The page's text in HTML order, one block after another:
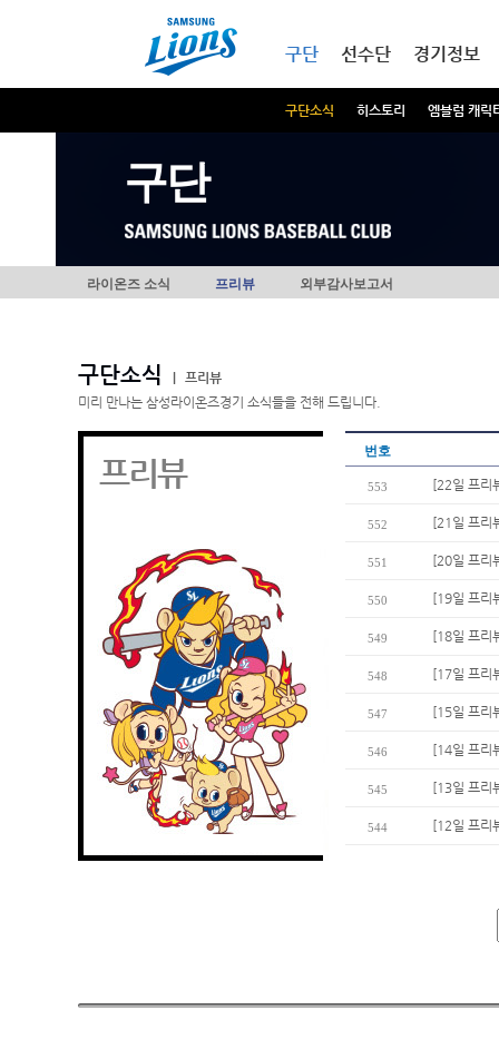
구단
구단소식 히스토리 엠블럼 캐릭
선수단 경기정보
구단
라이온즈 소식 프리뷰 외부감사보고서
구단소식
프리뷰
미리 만나는 삼성라이온즈경기 소식들을 전해 드립니다.
프리뷰
번호
553 [22일 프리
552 [21일 프리
551 [20일 프리
550 [19일 프리
549 [18일 프리
548 [17일 프리
547 [15일 프리
546 [14일 프리
545 [13일 프리
544 [12일 프리